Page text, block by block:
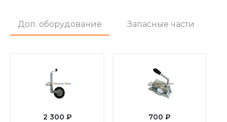
Доп. оборудование Запасные части
2 300 ₽ 700 ₽